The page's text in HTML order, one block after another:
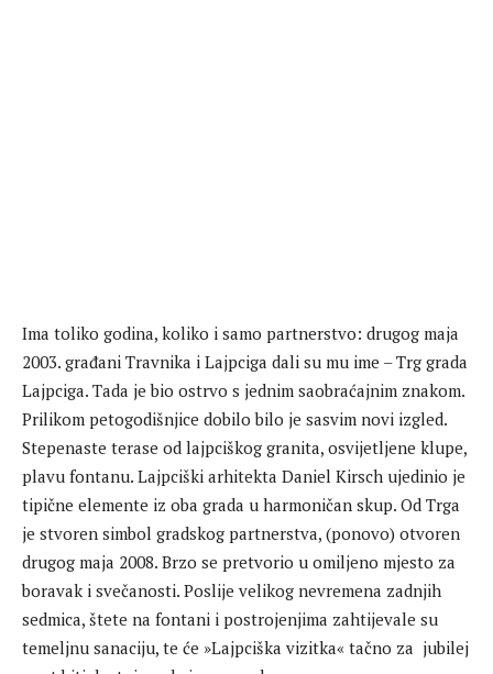
Ima toliko godina, koliko i samo partnerstvo: drugog maja
2003. građani Travnika i Lajpciga dali su mu ime – Trg grada
Lajpciga. Tada je bio ostrvo s jednim saobraćajnim znakom.
Prilikom petogodišnjice dobilo bilo je sasvim novi izgled.
Stepenaste terase od lajpciškog granita, osvijetljene klupe,
plavu fontanu. Lajpciški arhitekta Daniel Kirsch ujedinio je
tipične elemente iz oba grada u harmoničan skup. Od Trga
je stvoren simbol gradskog partnerstva, (ponovo) otvoren
drugog maja 2008. Brzo se pretvorio u omiljeno mjesto za
boravak i svečanosti. Poslije velikog nevremena zadnjih
sedmica, štete na fontani i postrojenjima zahtijevale su
temeljnu sanaciju, te će »Lajpciška vizitka« tačno za jubilej